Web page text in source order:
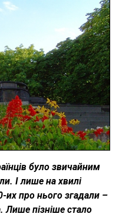
було звичайним
І лише на хвилі
их про нього згадали –
пізніше стало